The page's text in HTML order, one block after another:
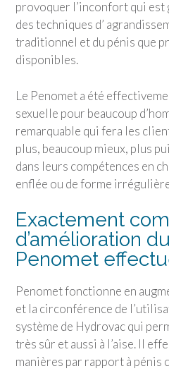
provoquer l’inconfort qui est
des techniques d’
traditionnel et du pénis que
disponibles.
Le Penomet a été
sexuelle pour beaucoup
remarquable qui fera les
plus, beaucoup mieux, plus
dans leurs compétences en
enflée ou de forme
Exactement
d’amélioration
Penomet
Penomet fonctionne en
et la circonférence de
système de Hydrovac qui
très sûr et aussi à l’aise. Il
manières par rapport à pénis